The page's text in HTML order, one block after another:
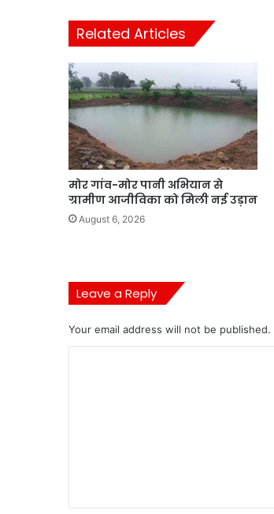
Related Articles
मोर गांव-मोर पानी अभियान से
ग्रामीण आजीविका को मिली नई उड़ान
August 6, 2026
Leave a Reply
Your email address will not be published.